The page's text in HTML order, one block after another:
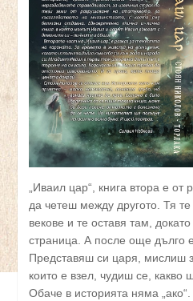
„Иваил цар“, книга втора е
да четеш между другото. Тя
векове и те оставя там,
страница. А после още дълго
Представяш си царя, мислиш
които е взел, чудиш се, какво
Обаче в историята няма „ако“.